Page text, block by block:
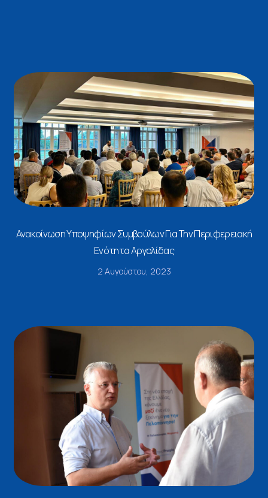
Ανακοίνωση Υποψηφίων Συμβούλων Για Την Περιφερειακή
Ενότητα Αργολίδας
2 Αυγούστου, 2023